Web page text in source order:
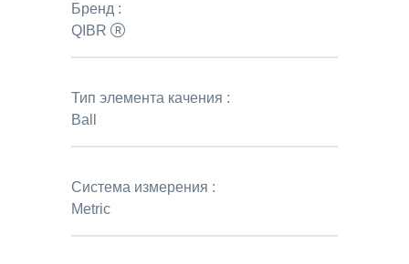
Бренд :
QIBR
Тип элемента качения :
Ball
Система измерения :
Metric